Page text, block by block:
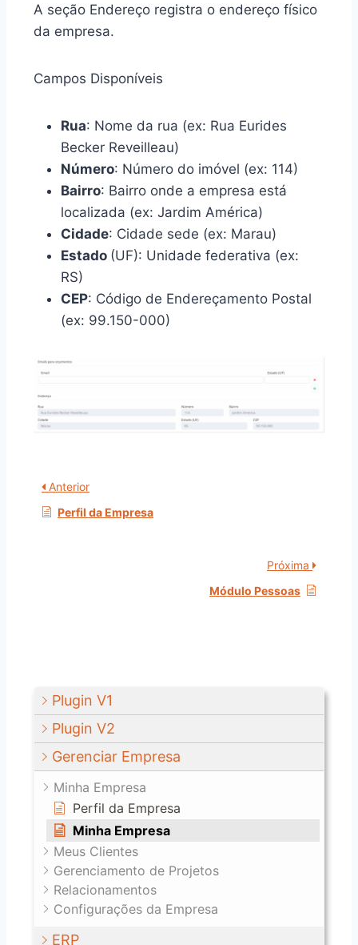
Plugin V1
Plugin V2
Gerenciar Empresa
Minha Empresa
Perfil da Empresa
Minha Empresa
Meus Clientes
Gerenciamento de Projetos
Relacionamentos
Configurações da Empresa
ERP
A seção Endereço registra o endereço físico
da empresa.
Campos Disponíveis
Rua: Nome da rua (ex: Rua Eurides
Becker Reveilleau)
Número: Número do imóvel (ex: 114)
Bairro: Bairro onde a empresa está
localizada (ex: Jardim América)
Cidade: Cidade sede (ex: Marau)
Estado (UF): Unidade federativa (ex:
RS)
CEP: Código de Endereçamento Postal
(ex: 99.150-000)
Anterior
Perfil da Empresa
Próxima
Módulo Pessoas